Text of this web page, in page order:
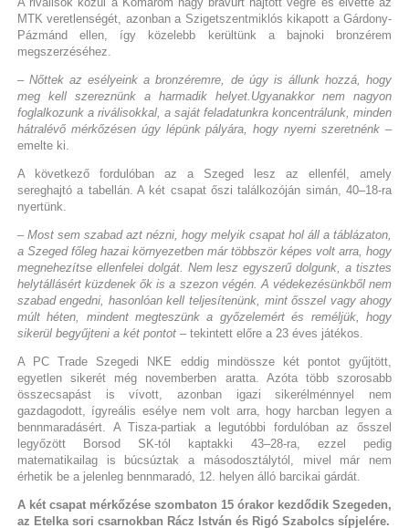
MTK veretlenségét, azonban a Szigetszentmiklós kikapott a Gárdony-
Pázmánd ellen, így közelebb kerültünk a bajnoki bronzérem
megszerzéséhez.
– Nőttek az esélyeink a bronzéremre, de úgy is állunk hozzá, hogy
meg kell szereznünk a harmadik helyet.Ugyanakkor nem nagyon
foglalkozunk a riválisokkal, a saját feladatunkra koncentrálunk, minden
hátralévő mérkőzésen úgy lépünk pályára, hogy nyerni szeretnénk –
emelte ki.
A következő fordulóban az a Szeged lesz az ellenfél, amely
sereghajtó a tabellán. A két csapat őszi találkozóján simán, 40–18-ra
nyertünk.
– Most sem szabad azt nézni, hogy melyik csapat hol áll a táblázaton,
a Szeged főleg hazai környezetben már többször képes volt arra, hogy
megnehezítse ellenfelei dolgát. Nem lesz egyszerű dolgunk, a tisztes
helytállásért küzdenek ők is a szezon végén. A védekezésünkből nem
szabad engedni, hasonlóan kell teljesítenünk, mint ősszel vagy ahogy
múlt héten, mindent megteszünk a győzelemért és reméljük, hogy
sikerül begyűjteni a két pontot– tekintett előre a 23 éves játékos.
A PC Trade Szegedi NKE eddig mindössze két pontot gyűjtött,
egyetlen sikerét még novemberben aratta. Azóta több szorosabb
összecsapást is vívott, azonban igazi sikerélménnyel nem
gazdagodott, ígyreális esélye nem volt arra, hogy harcban legyen a
bennmaradásért. A Tisza-partiak a legutóbbi fordulóban az ősszel
legyőzött Borsod SK-tól kaptakki 43–28-ra, ezzel pedig
matematikailag is búcsúztak a másodosztálytól, mivel már nem
érhetik be a jelenleg bennmaradó, 12. helyen álló barcikai gárdát.
A két csapat mérkőzése szombaton 15 órakor kezdődik Szegeden,
az Etelka sori csarnokban Rácz István és Rigó Szabolcs sípjelére.